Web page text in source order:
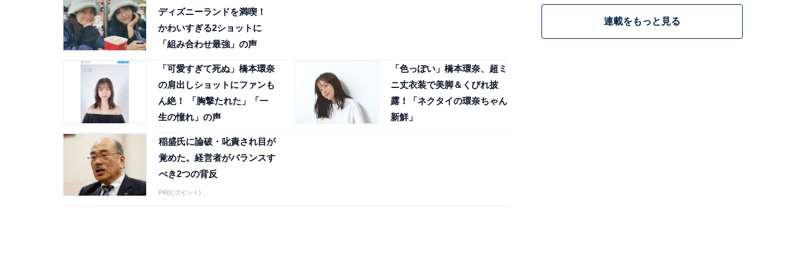
ディズニーランドを満喫！
かわいすぎる2ショットに
「組み合わせ最強」の声
「可愛すぎて死ぬ」橋本環奈
の肩出しショットにファンも
ん絶！ 「胸撃たれた」「一
生の憧れ」の声
「色っぽい」橋本環奈、超ミ
ニ丈衣装で美脚＆くびれ披
露！「ネクタイの環奈ちゃん
新鮮」
稲盛氏に論破・叱責され目が
覚めた。経営者がバランスす
べき2つの背反
PR(ビズヒント)
連載をもっと見る